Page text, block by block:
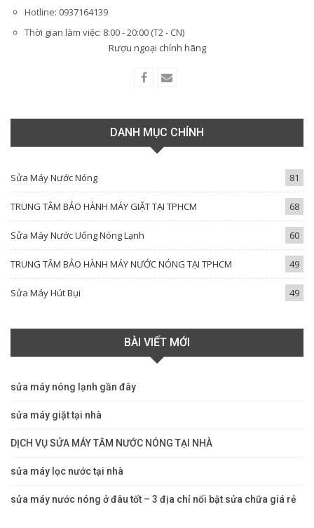
Hotline: 0937164139
Thời gian làm việc: 8:00 - 20:00 (T2 - CN)
Rượu ngoại chính hãng
DANH MỤC CHÍNH
Sửa Máy Nước Nóng 81
TRUNG TÂM BẢO HÀNH MÁY GIẶT TẠI TPHCM 68
Sửa Máy Nước Uống Nóng Lạnh 60
TRUNG TÂM BẢO HÀNH MÁY NƯỚC NÓNG TẠI TPHCM 49
Sửa Máy Hút Bụi 49
BÀI VIẾT MỚI
sửa máy nóng lạnh gần đây
sửa máy giặt tại nhà
DỊCH VỤ SỬA MÁY TẮM NƯỚC NÓNG TẠI NHÀ
sửa máy lọc nước tại nhà
sửa máy nước nóng ở đâu tốt – 3 địa chỉ nổi bật sửa chữa giá rẻ